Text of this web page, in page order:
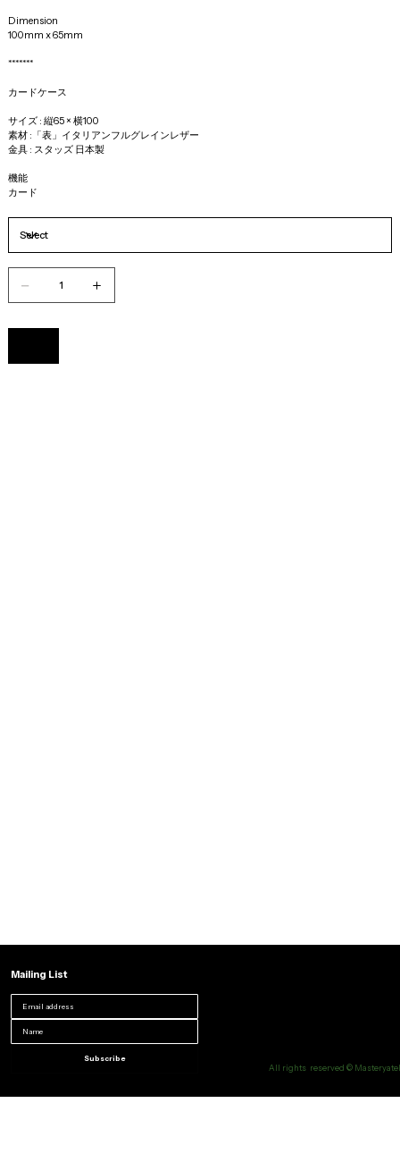
Dimension
100mm x 65mm
*******
カードケース
サイズ : 縦65 × 横100
素材 :「表」イタリアンフルグレインレザー
金具 : スタッズ 日本製
機能
カード
Mailing List
Subscribe
All rights reserved ©